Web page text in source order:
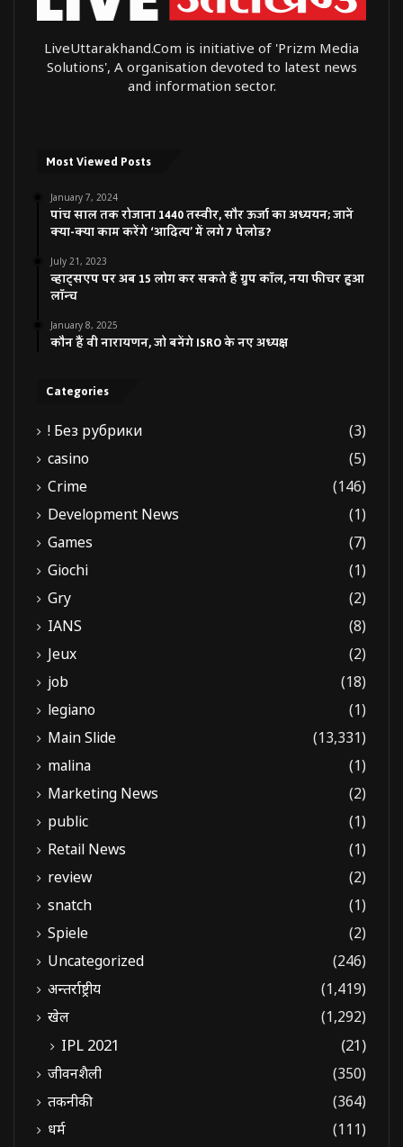
LiveUttarakhand.Com is initiative of 'Prizm Media
Solutions', A organisation devoted to latest news
and information sector.
Most Viewed Posts
January 7, 2024
पांच साल तक रोजाना 1440 तस्वीर, सौर ऊर्जा का अध्ययन; जानें
क्या-क्या काम करेंगे ‘आदित्य’ में लगे 7 पेलोड?
July 21, 2023
व्हाट्सएप पर अब 15 लोग कर सकते हैं ग्रुप कॉल, नया फीचर हुआ
लॉन्च
January 8, 2025
कौन हैं वी नारायणन, जो बनेंगे ISRO के नए अध्यक्ष
Categories
! Без рубрики
(3)
casino
(5)
Crime
(146)
Development News
(1)
Games
(7)
Giochi
(1)
Gry
(2)
IANS
(8)
Jeux
(2)
job
(18)
legiano
(1)
Main Slide
(13,331)
malina
(1)
Marketing News
(2)
public
(1)
Retail News
(1)
review
(2)
snatch
(1)
Spiele
(2)
Uncategorized
(246)
अन्तर्राष्ट्रीय
(1,419)
खेल
(1,292)
IPL 2021 (21)
जीवनशैली
(350)
तकनीकी
(364)
धर्म
(111)